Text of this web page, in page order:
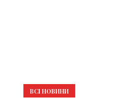
ВСІ НОВИНИ